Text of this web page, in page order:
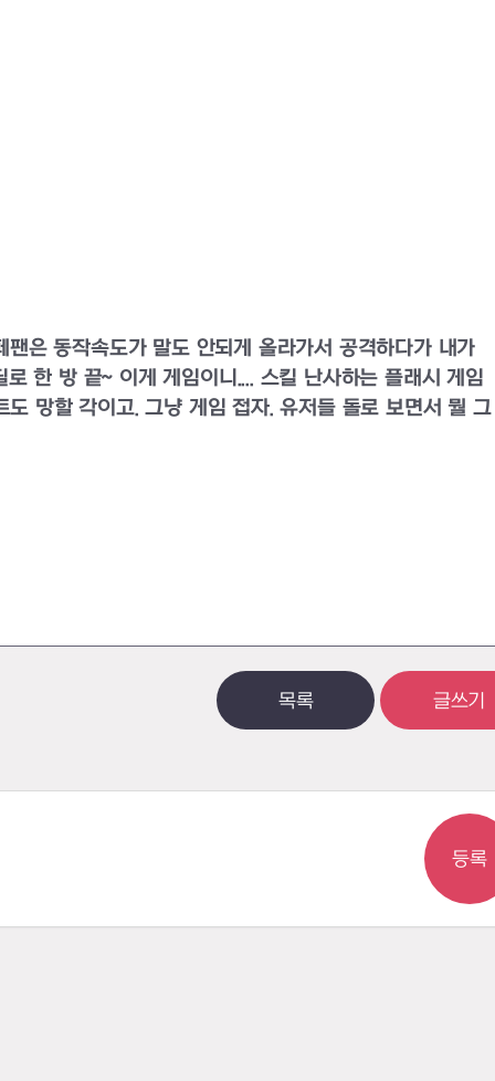
은 동작속도가 말도 안되게 올라가서 공격하다가 내가
한 방 끝~ 이게 게임이니.... 스킬 난사하는 플래시 게임
망할 각이고. 그냥 게임 접자. 유저들 돌로 보면서 뭘 그
목록 글쓰기
등록